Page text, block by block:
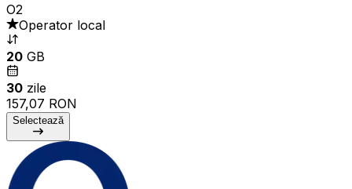
O2
Operator local
20 GB
30 zile
157,07 RON
Selectează